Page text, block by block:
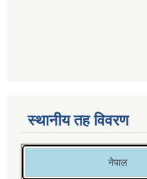
स्थानीय तह विवरण